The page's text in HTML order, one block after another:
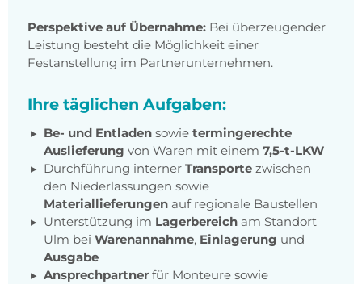
Perspektive auf Übernahme: Bei überzeugender
Leistung besteht die Möglichkeit einer
Festanstellung im Partnerunternehmen.
Ihre täglichen Aufgaben:
Be- und Entladen sowie termingerechte
Auslieferung von Waren mit einem 7,5-t-LKW
Durchführung interner Transporte zwischen
den Niederlassungen sowie
Materiallieferungen auf regionale Baustellen
Unterstützung im Lagerbereich am Standort
Ulm bei Warenannahme, Einlagerung und
Ausgabe
Ansprechpartner für Monteure sowie